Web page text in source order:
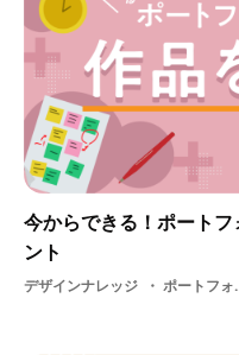
今からできる！ポート
ント
デザインナレッジ ポートフォリオ・ 作品の増やし方・ インターンシップ